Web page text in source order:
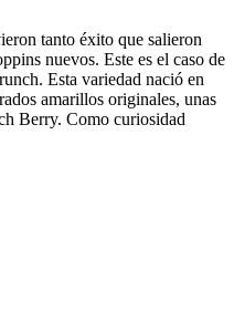
tanto éxito que salieron
nuevos. Este es el caso de
Esta variedad nació en
amarillos originales, unas
Berry. Como curiosidad